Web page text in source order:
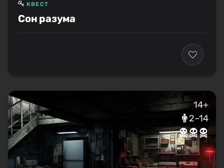
Сон разума
КВЕСТ
14+
2–14